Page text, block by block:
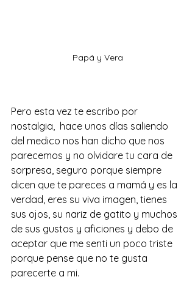
Papá y Vera
Pero esta vez te escribo por
nostalgia,  hace unos días saliendo
del medico nos han dicho que nos
parecemos y no olvidare tu cara de
sorpresa, seguro porque siempre
dicen que te pareces a mamá y es la
verdad, eres su viva imagen, tienes
sus ojos, su nariz de gatito y muchos
de sus gustos y aficiones y debo de
aceptar que me senti un poco triste
porque pense que no te gusta
parecerte a mi.